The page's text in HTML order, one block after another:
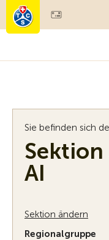
Mitgliedschaft &
Sie befinden sich
Sektion
AI
Sektion ändern
Regionalgruppe